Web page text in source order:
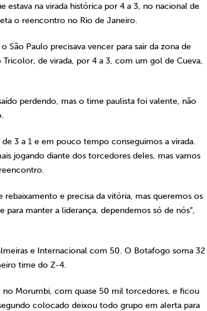
na virada histórica por 4 a 3, no nacional de
o reencontro no Rio de Janeiro.
Paulo precisava vencer para sair da zona de
de virada, por 4 a 3, com um gol de Cueva,
perdendo, mas o time paulista foi valente, não
3 a 1 e em pouco tempo conseguimos a virada.
jogando diante dos torcedores deles, mas vamos
e precisa da vitória, mas queremos os
manter a liderança, dependemos só de nós”,
e Internacional com 50. O Botafogo soma 32
time do Z-4.
Morumbi, com quase 50 mil torcedores, e ficou
colocado deixou todo grupo em alerta para